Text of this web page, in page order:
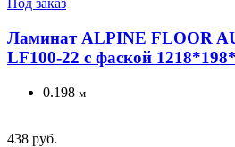
Под заказ
Ламинат ALPINE FLOOR
LF100-22 с фаской
0.198 м
438 руб.